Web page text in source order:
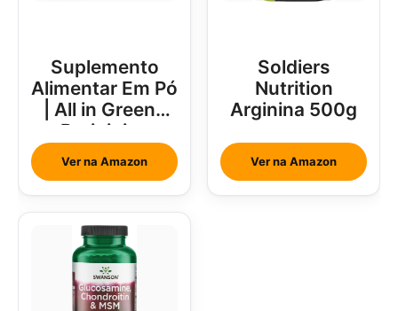
Suplemento
Alimentar Em Pó
| All in Greens
Brainjuice
Abacaxi Com
Hortelã
Ver na Amazon
Soldiers
Nutrition
Arginina 500g
Ver na Amazon